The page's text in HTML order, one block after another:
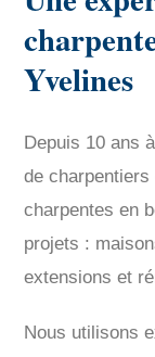
Yvelines
Depuis 10 ans
de
charpentes en
projets :
extensions et
Nous utilisons